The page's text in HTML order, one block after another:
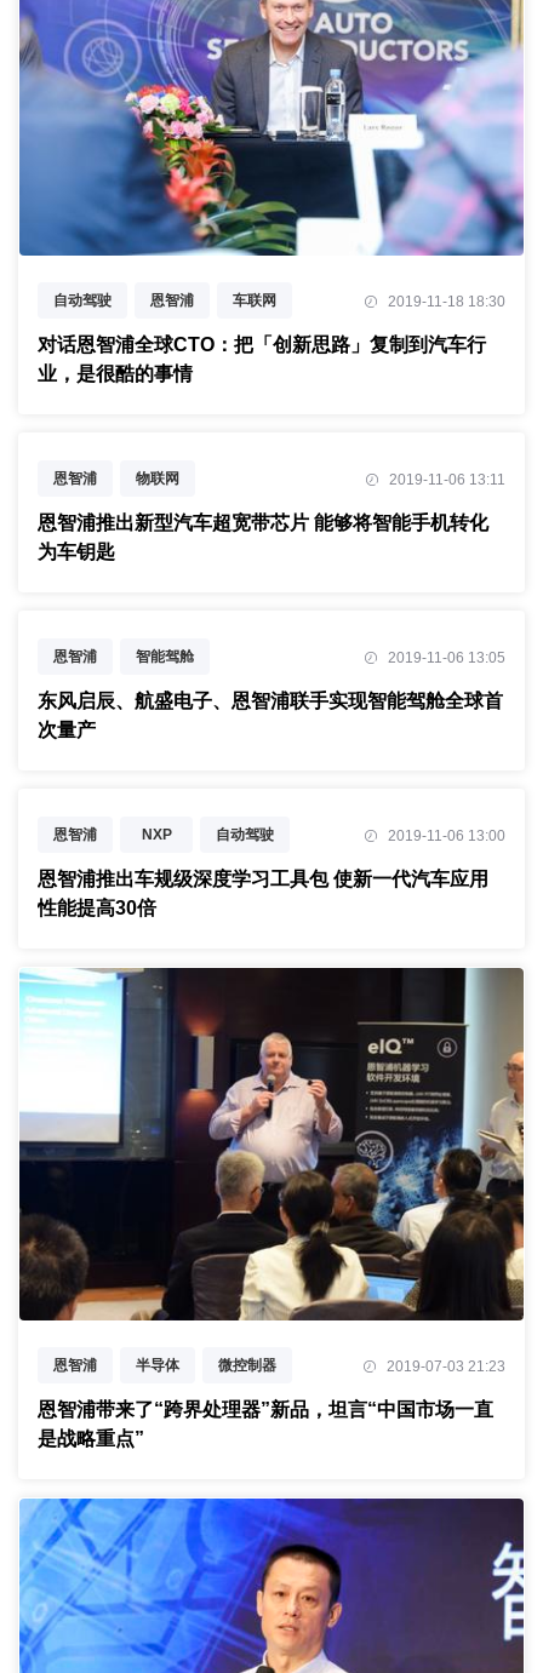
自动驾驶 恩智浦 车联网
芯片 对话
2019-11-18 18:30
对话恩智浦全球CTO：把「创新思路」复制到汽车行
业，是很酷的事情
恩智浦 物联网 2019-11-06 13:11
恩智浦推出新型汽车超宽带芯片 能够将智能手机转化
为车钥匙
恩智浦 智能驾舱 2019-11-06 13:05
东风启辰、航盛电子、恩智浦联手实现智能驾舱全球首
次量产
恩智浦 NXP 自动驾驶
深度学习
2019-11-06 13:00
恩智浦推出车规级深度学习工具包 使新一代汽车应用
性能提高30倍
恩智浦 半导体 微控制器
处理器 生态
2019-07-03 21:23
恩智浦带来了“跨界处理器”新品，坦言“中国市场一直
是战略重点”